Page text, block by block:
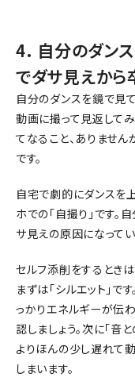
4. 自分のダンス
でダサ見えか
自分のダンスを鏡で見て
動画に撮って見返して
てなること、ありませ
です。
自宅で劇的にダンスを
ホでの「自撮り」です。
サ見えの原因になって
セルフ添削をするときは
まずは「シルエット」で
っかりエネルギーが伝
認しましょう。次に「音
よりほんの少し遅れて
しまいます。